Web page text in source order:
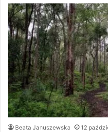
Beata Januszewska 12